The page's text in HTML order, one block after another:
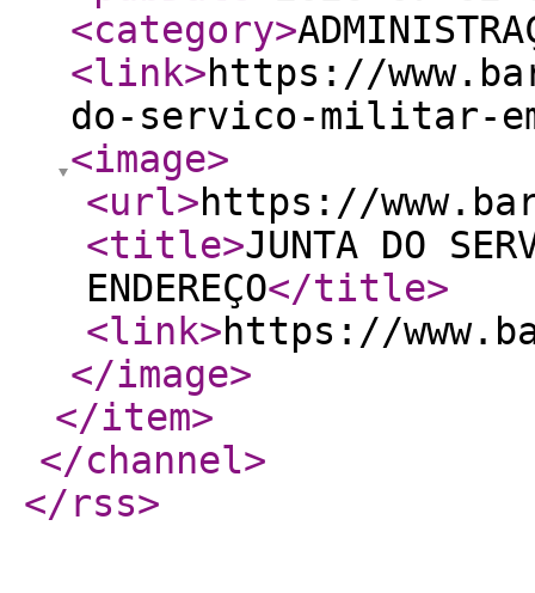
<category>
<link>https://
do-servico-militar-
<image>
<url>https://
<title>JUNTA DO
ENDEREÇO</title>
<link>https://
</image>
</item>
</channel>
</rss>